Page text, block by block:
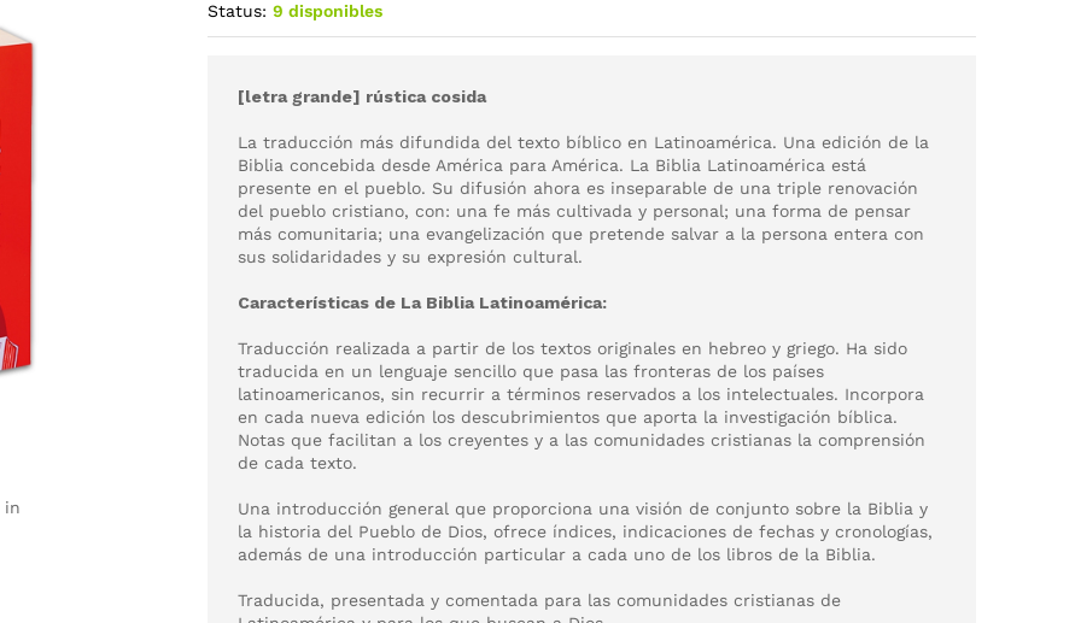
in
Status: 9 disponibles
[letra grande] rústica cosida
La traducción más difundida del texto bíblico en Latinoamérica. Una edición de la
Biblia concebida desde América para América. La Biblia Latinoamérica está
presente en el pueblo. Su difusión ahora es inseparable de una triple renovación
del pueblo cristiano, con: una fe más cultivada y personal; una forma de pensar
más comunitaria; una evangelización que pretende salvar a la persona entera con
sus solidaridades y su expresión cultural.
Características de La Biblia Latinoamérica:
Traducción realizada a partir de los textos originales en hebreo y griego. Ha sido
traducida en un lenguaje sencillo que pasa las fronteras de los países
latinoamericanos, sin recurrir a términos reservados a los intelectuales. Incorpora
en cada nueva edición los descubrimientos que aporta la investigación bíblica.
Notas que facilitan a los creyentes y a las comunidades cristianas la comprensión
de cada texto.
Una introducción general que proporciona una visión de conjunto sobre la Biblia y
la historia del Pueblo de Dios, ofrece índices, indicaciones de fechas y cronologías,
además de una introducción particular a cada uno de los libros de la Biblia.
Traducida, presentada y comentada para las comunidades cristianas de